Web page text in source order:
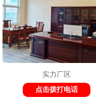
实力厂区
点击拨打电话